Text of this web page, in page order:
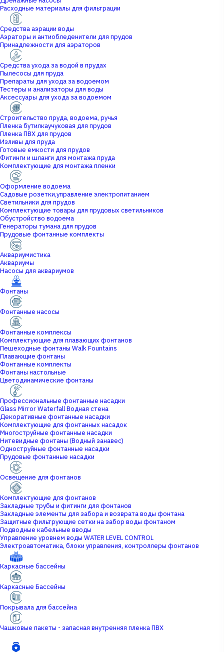
Расходные материалы для фильтрации
Средства аэрации воды
Аэраторы и антиобледенители для прудов
Принадлежности для аэраторов
Средства ухода за водой в прудах
Пылесосы для пруда
Препараты для ухода за водоемом
Тестеры и анализаторы для воды
Аксессуары для ухода за водоемом
Строительство пруда, водоема, ручья
Пленка бутилкаучуковая для прудов
Пленка ПВХ для прудов
Изливы для пруда
Готовые емкости для прудов
Фитинги и шланги для монтажа пруда
Комплектующие для монтажа пленки
Оформление водоема
Садовые розетки,управление электропитанием
Светильники для прудов
Комплектующие товары для прудовых светильников
Обустройство водоема
Генераторы тумана для прудов
Прудовые фонтанные комплекты
Аквариумистика
Аквариумы
Насосы для аквариумов
Фонтаны
Фонтанные насосы
Фонтанные комплексы
Комплектующие для плавающих фонтанов
Пешеходные фонтаны Walk Fountains
Плавающие фонтаны
Фонтанные комплекты
Фонтаны настольные
Цветодинамические фонтаны
Профессиональные фонтанные насадки
Glass Mirror Waterfall Водная стена
Декоративные фонтанные насадки
Комплектующие для фонтанных насадок
Многоструйные фонтанные насадки
Нитевидные фонтаны (Водный занавес)
Одноструйные фонтанные насадки
Прудовые фонтанные насадки
Освещение для фонтанов
Комплектующие для фонтанов
Закладные трубы и фитинги для фонтанов
Закладные элементы для забора и возврата воды фонтана
Защитные фильтрующие сетки на забор воды фонтаном
Подводные кабельные вводы
Управление уровнем воды WATER LEVEL CONTROL
Электроавтоматика, блоки управления, контроллеры фонтанов
Каркасные бассейны
Каркасные Бассейны
Покрывала для бассейна
Чашковые пакеты - запасная внутренняя пленка ПВХ